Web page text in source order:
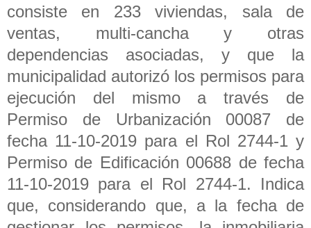
consiste en 233 viviendas, sala de
ventas, multi-cancha y otras
dependencias asociadas, y que la
municipalidad autorizó los permisos para
ejecución del mismo a través de
Permiso de Urbanización 00087 de
fecha 11-10-2019 para el Rol 2744-1 y
Permiso de Edificación 00688 de fecha
11-10-2019 para el Rol 2744-1. Indica
que, considerando que, a la fecha de